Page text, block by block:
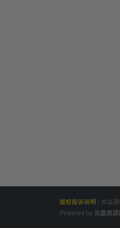
版权投诉说明 | 本站
Powered by 云盘资源